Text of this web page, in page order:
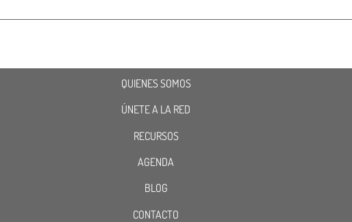
QUIENES SOMOS
ÚNETE A LA RED
RECURSOS
AGENDA
BLOG
CONTACTO